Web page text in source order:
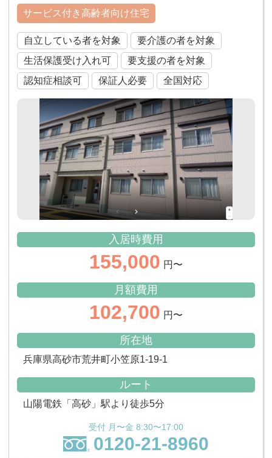
サービス付き高齢者向け住宅
自立している者を対象
要介護の者を対象
生活保護受け入れ可
要支援の者を対象
認知症相談可
保証人必要 全国対応
入居時費用
155,000 円〜
月額費用
102,700 円〜
所在地
兵庫県高砂市荒井町小笠原1-19-1
ルート
山陽電鉄「高砂」駅より徒歩5分
受付 月〜金 8:30〜17:00
0120-21-8960